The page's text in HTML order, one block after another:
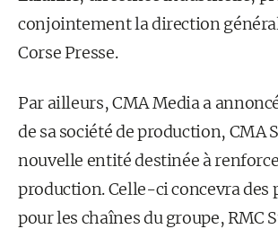
conjointement la direction
Corse Presse.
Par ailleurs, CMA Media a
de sa société de production, CMA
nouvelle entité destinée à
production. Celle-ci concevra des
pour les chaînes du groupe, RMC